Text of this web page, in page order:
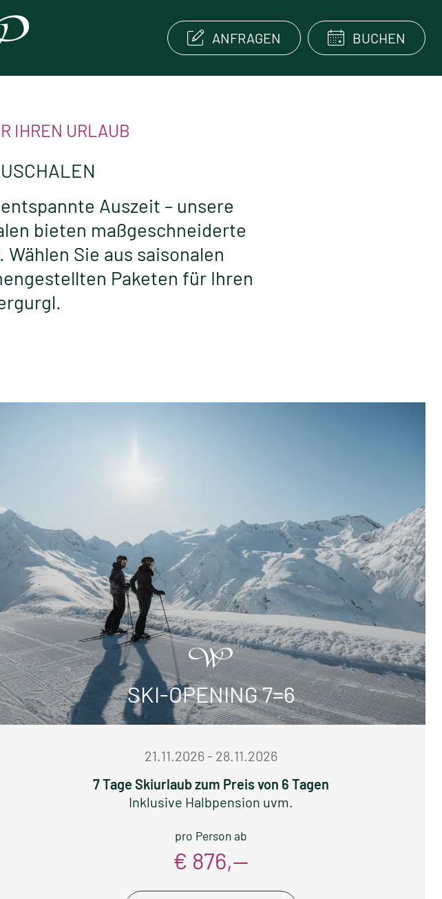
ANFRAGEN BUCHEN
IHREN URLAUB
Auszeit – unsere
bieten maßgeschneiderte
Sie aus saisonalen
Paketen für Ihren
SKI-OPENING 7=6
21.11.2026 - 28.11.2026
7 Tage Skiurlaub zum Preis von 6 Tagen
Inklusive Halbpension uvm.
pro Person ab
€ 876,—